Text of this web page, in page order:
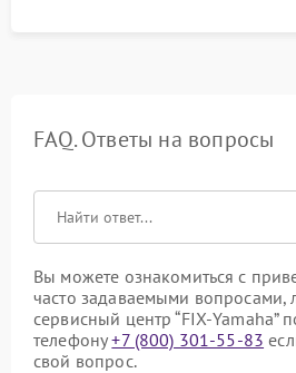
FAQ. Ответы на вопросы
Вы можете ознакомиться с
часто задаваемыми вопросами,
сервисный центр “FIX-Yamaha”
телефону+7 (800) 301-55-83
свой вопрос.